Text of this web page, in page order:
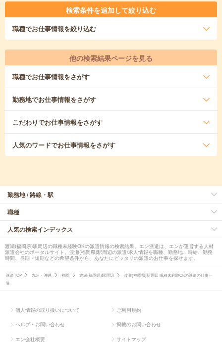
検索条件を追加して絞り込む
職種でお仕事情報を絞り込む
他の検索結果ページを見る
職種でお仕事情報をさがす
勤務地でお仕事情報をさがす
こだわりでお仕事情報をさがす
人気のワードでお仕事情報をさがす
勤務地 / 路線・駅
職種
人気の検索インデックス
渡瀬(福岡県)駅周辺の職種未経験OKの派遣情報の検索結果。エン派遣は、エンが運営する人材
派遣会社のポータルサイト。渡瀬(福岡県)駅周辺の派遣/求人情報を職種、勤務地、時給、勤務
時間、長期・短期などの希望条件から、あなたにピッタリの派遣のお仕事を探せます。
派遣TOP 九州・沖縄 福岡 渡瀬(福岡県)駅周辺
渡瀬(福岡県)駅周辺 職種未経験OKの派遣の仕事一
覧
個人情報の取り扱いについて ご利用規約
ヘルプ・お問い合わせ 掲載のお問い合わせ
エン会社概要 サイトマップ